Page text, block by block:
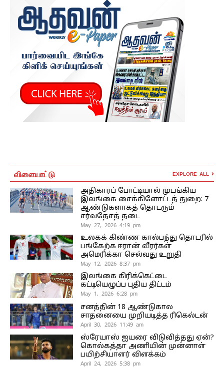
விளையாட்டு EXPLORE ALL
அதிகாரப் போட்டியால் முடங்கிய
இலங்கை சைக்கிளோட்டத் துறை: 7
ஆண்டுகளாகத் தொடரும்
சர்வதேசத் தடை
May 27, 2026 4:19 pm
உலகக் கிண்ண கால்பந்து தொடரில்
பங்கேற்க ஈரான் வீரர்கள்
அமெரிக்கா செல்வது உறுதி
May 12, 2026 8:37 pm
இலங்கை கிரிக்கெட்டை
கட்டியெழுப்ப புதிய திட்டம்
May 1, 2026 6:28 pm
சனத்தின் 18 ஆண்டுகால
சாதனையை முறியடித்த ரிகெல்டன்
April 30, 2026 11:49 am
ஸ்ரேயாஸ் ஐயரை விடுவித்தது ஏன்?
கொல்கத்தா அணியின் முன்னாள்
பயிற்சியாளர் விளக்கம்
April 24, 2026 5:38 pm